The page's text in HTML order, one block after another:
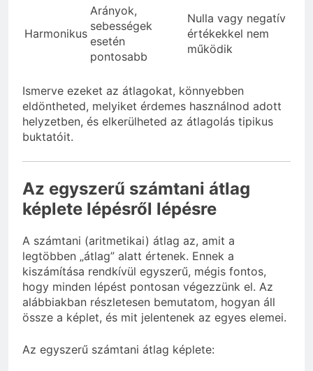
Harmonikus
Arányok,
sebességek
esetén
pontosabb
Nulla vagy negatív
értékekkel nem
működik
Ismerve ezeket az átlagokat, könnyebben
eldöntheted, melyiket érdemes használnod adott
helyzetben, és elkerülheted az átlagolás tipikus
buktatóit.
Az egyszerű számtani átlag
képlete lépésről lépésre
A számtani (aritmetikai) átlag az, amit a
legtöbben „átlag” alatt értenek. Ennek a
kiszámítása rendkívül egyszerű, mégis fontos,
hogy minden lépést pontosan végezzünk el. Az
alábbiakban részletesen bemutatom, hogyan áll
össze a képlet, és mit jelentenek az egyes elemei.
Az egyszerű számtani átlag képlete: